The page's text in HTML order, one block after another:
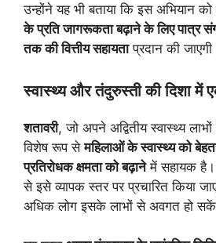
उन्होंने यह भी बताया कि इस अभियान
के प्रति जागरूकता बढ़ाने के लिए पात्र
तक की वित्तीय सहायताप्रदान की
स्वास्थ्य और तंदुरुस्ती की दिशा में
शतावरी, जो अपने अद्वितीय स्वास्थ्य
विशेष रूप सेमहिलाओं के स्वास्थ्य को
प्रतिरोधक क्षमता को बढ़ानेमें सहायक है।
से इसे व्यापक स्तर पर प्रचारित किया
अधिक लोग इसके लाभों से अवगत हो